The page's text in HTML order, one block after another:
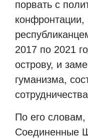
порвать с
2017 по 2021
острову, и
гуманизма,
По его словам,
Соединенные